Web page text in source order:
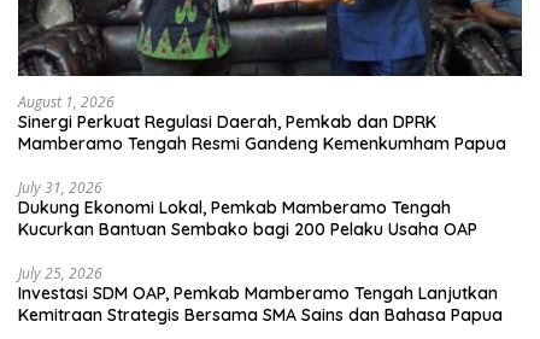
August 1, 2026
Sinergi Perkuat Regulasi Daerah, Pemkab dan DPRK
Mamberamo Tengah Resmi Gandeng Kemenkumham Papua
July 31, 2026
Dukung Ekonomi Lokal, Pemkab Mamberamo Tengah
Kucurkan Bantuan Sembako bagi 200 Pelaku Usaha OAP
July 25, 2026
Investasi SDM OAP, Pemkab Mamberamo Tengah Lanjutkan
Kemitraan Strategis Bersama SMA Sains dan Bahasa Papua